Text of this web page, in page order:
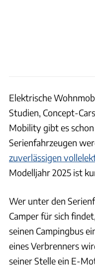
Elektrische
Studien, Concept-
Mobility gibt es schon
Serienfahrzeugen
zuverlässigen
Modelljahr 2025 ist
Wer unter den
Camper für sich
seinen Campingbus
eines Verbrenners
seiner Stelle ein E-